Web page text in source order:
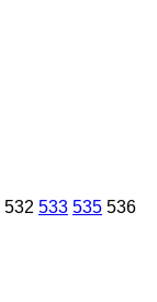
532 533 535 536